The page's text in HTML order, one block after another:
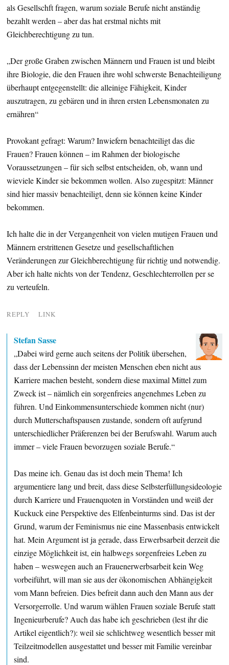
als Gesellschft fragen, warum soziale Berufe nicht anständig
bezahlt werden – aber das hat erstmal nichts mit
Gleichberechtigung zu tun.
„Der große Graben zwischen Männern und Frauen ist und bleibt
ihre Biologie, die den Frauen ihre wohl schwerste Benachteiligung
überhaupt entgegenstellt: die alleinige Fähigkeit, Kinder
auszutragen, zu gebären und in ihren ersten Lebensmonaten zu
ernähren“
Provokant gefragt: Warum? Inwiefern benachteiligt das die
Frauen? Frauen können – im Rahmen der biologische
Voraussetzungen – für sich selbst entscheiden, ob, wann und
wieviele Kinder sie bekommen wollen. Also zugespitzt: Männer
sind hier massiv benachteiligt, denn sie können keine Kinder
bekommen.
Ich halte die in der Vergangenheit von vielen mutigen Frauen und
Männern erstrittenen Gesetze und gesellschaftlichen
Veränderungen zur Gleichberechtigung für richtig und notwendig.
Aber ich halte nichts von der Tendenz, Geschlechterrollen per se
zu verteufeln.
REPLY LINK
Stefan Sasse
„Dabei wird gerne auch seitens der Politik übersehen,
dass der Lebenssinn der meisten Menschen eben nicht aus
Karriere machen besteht, sondern diese maximal Mittel zum
Zweck ist – nämlich ein sorgenfreies angenehmes Leben zu
führen. Und Einkommensunterschiede kommen nicht (nur)
durch Mutterschaftspausen zustande, sondern oft aufgrund
unterschiedlicher Präferenzen bei der Berufswahl. Warum auch
immer – viele Frauen bevorzugen soziale Berufe.“
Das meine ich. Genau das ist doch mein Thema! Ich
argumentiere lang und breit, dass diese Selbsterfüllungsideologie
durch Karriere und Frauenquoten in Vorständen und weiß der
Kuckuck eine Perspektive des Elfenbeinturms sind. Das ist der
Grund, warum der Feminismus nie eine Massenbasis entwickelt
hat. Mein Argument ist ja gerade, dass Erwerbsarbeit derzeit die
einzige Möglichkeit ist, ein halbwegs sorgenfreies Leben zu
haben – weswegen auch an Frauenerwerbsarbeit kein Weg
vorbeiführt, will man sie aus der ökonomischen Abhängigkeit
vom Mann befreien. Dies befreit dann auch den Mann aus der
Versorgerrolle. Und warum wählen Frauen soziale Berufe statt
Ingenieurberufe? Auch das habe ich geschrieben (lest ihr die
Artikel eigentlich?): weil sie schlichtweg wesentlich besser mit
Teilzeitmodellen ausgestattet und besser mit Familie vereinbar
sind.